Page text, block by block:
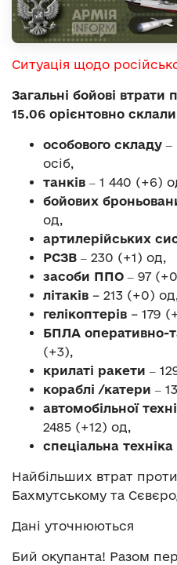
Ситуація щодо
Загальні бойові
15.06 орієнтовно
особового складу ‒
осіб,
танків ‒ 1 440 (+6)
бойових
од,
артилерійських
РСЗВ ‒ 230 (+1) од,
засоби ППО ‒ 97
літаків – 213 (+0)
гелікоптерів – 179
БПЛА оперативно-
(+3),
крилаті ракети ‒
кораблі /катери ‒
автомобільної
2485 (+12) од,
спеціальна техніка
Найбільших втрат
Бахмутському та
Дані уточнюються
Бий окупанта! Разом